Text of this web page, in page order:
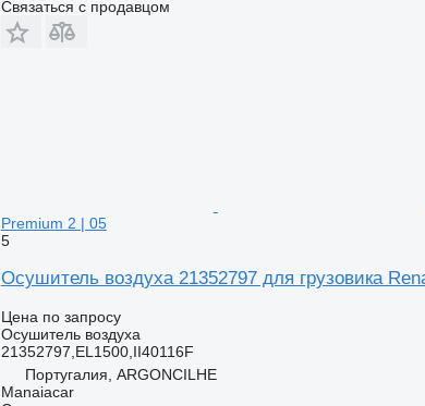
Связаться с продавцом
Premium 2 | 05
5
Осушитель воздуха 21352797 для грузовика
Цена по запросу
Осушитель воздуха
21352797,EL1500,II40116F
Португалия, ARGONCILHE
Manaiacar